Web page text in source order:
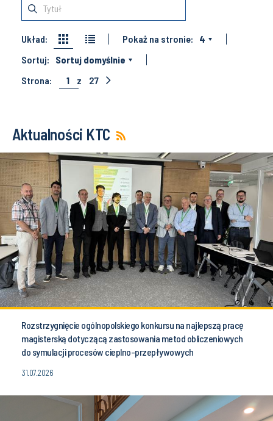
Układ: Pokaż na stronie:
4
Sortuj:
Sortuj domyślnie
Strona:
1 z 27
Aktualności KTC
Rozstrzygnięcie ogólnopolskiego konkursu na najlepszą pracę
magisterską dotyczącą zastosowania metod obliczeniowych
do symulacji procesów cieplno-przepływowych
31.07.2026